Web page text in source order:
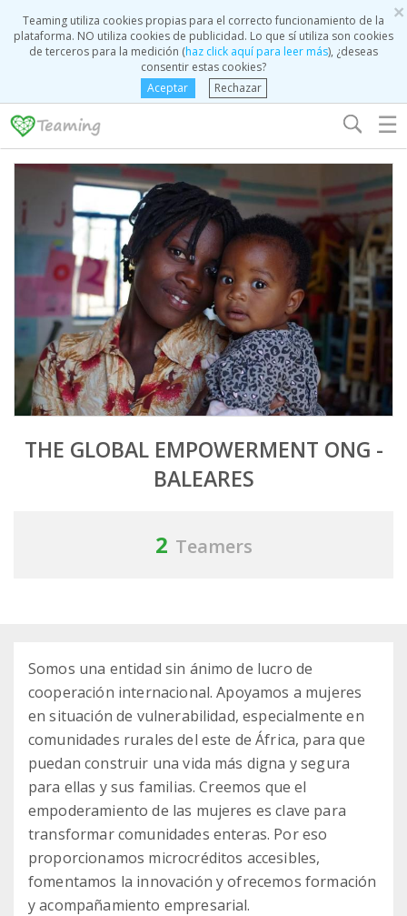
×
Teaming utiliza cookies propias para el correcto funcionamiento de la
plataforma. NO utiliza cookies de publicidad. Lo que sí utiliza son cookies
de terceros para la medición (haz click aquí para leer más), ¿deseas
consentir estas cookies?
Aceptar
Rechazar
☰
THE GLOBAL EMPOWERMENT ONG -
BALEARES
2 Teamers
Somos una entidad sin ánimo de lucro de
cooperación internacional. Apoyamos a mujeres
en situación de vulnerabilidad, especialmente en
comunidades rurales del este de África, para que
puedan construir una vida más digna y segura
para ellas y sus familias. Creemos que el
empoderamiento de las mujeres es clave para
transformar comunidades enteras. Por eso
proporcionamos microcréditos accesibles,
fomentamos la innovación y ofrecemos formación
y acompañamiento empresarial.